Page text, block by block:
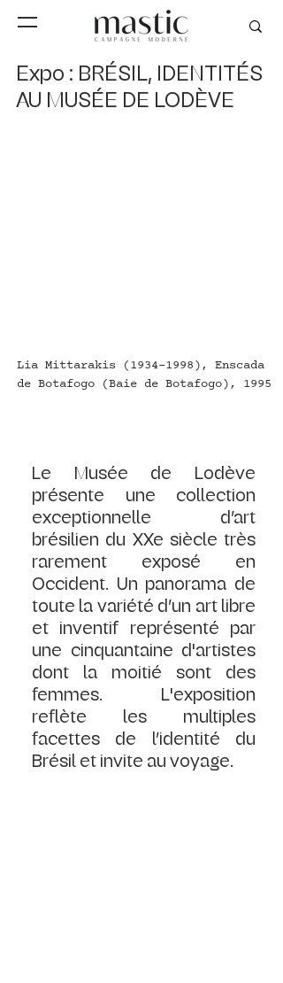
Expo : BRÉSIL, IDENTITÉS
AU MUSÉE DE LODÈVE
Lia Mittarakis (1934-1998), Enscada
de Botafogo (Baie de Botafogo), 1995
Le Musée de Lodève
présente une collection
exceptionnelle d’art
brésilien du XXe siècle très
rarement exposé en
Occident. Un panorama de
toute la variété d’un art libre
et inventif représenté par
une cinquantaine d'artistes
dont la moitié sont des
femmes. L'exposition
reflète les multiples
facettes de l’identité du
Brésil et invite au voyage.